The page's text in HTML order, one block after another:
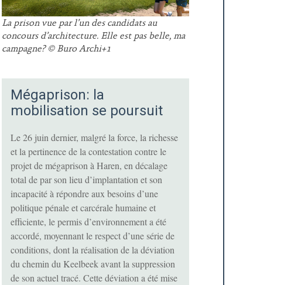
La prison vue par l’un des candidats au
concours d’architecture. Elle est pas belle, ma
campagne? © Buro Archi+1
Mégaprison: la
mobilisation se poursuit
Le 26 juin dernier, malgré la force, la richesse
et la pertinence de la contestation contre le
projet de mégaprison à Haren, en décalage
total de par son lieu d’implantation et son
incapacité à répondre aux besoins d’une
politique pénale et carcérale humaine et
efficiente, le permis d’environnement a été
accordé, moyennant le respect d’une série de
conditions, dont la réalisation de la déviation
du chemin du Keelbeek avant la suppression
de son actuel tracé. Cette déviation a été mise